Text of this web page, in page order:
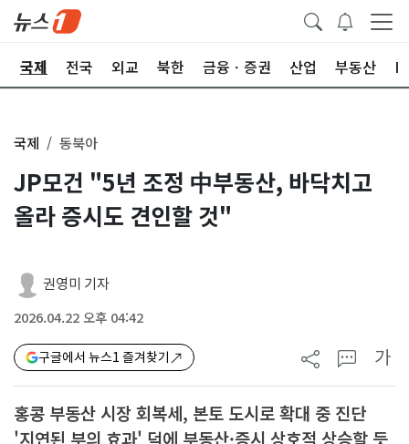
국제 전국 외교 북한 금융ㆍ증권 산업 부동산
국제 동북아
JP모건 "5년 조정 中부동산, 바닥치고
올라 증시도 견인할 것"
권영미 기자
2026.04.22 오후 04:42
구글에서 뉴스1 즐겨찾기 가
홍콩 부동산 시장 회복세, 본토 도시로 확대 중 진단
'지연된 부의 효과' 덕에 부동산·증시 상호적 상승할 듯